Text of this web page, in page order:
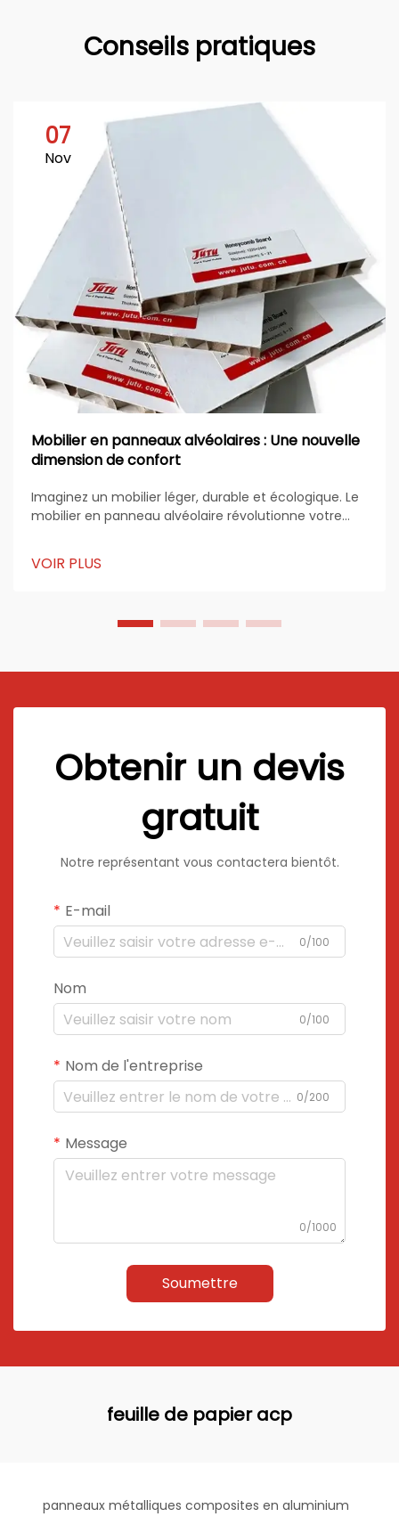
Conseils pratiques
07
Nov
Mobilier en panneaux alvéolaires : Une nouvelle
dimension de confort
Imaginez un mobilier léger, durable et écologique. Le
mobilier en panneau alvéolaire révolutionne votre
pour une vie moderne. Vous adorerez la façon dont
VOIR PLUS
Obtenir un devis
gratuit
Notre représentant vous contactera bientôt.
E-mail
0/100
Nom
0/100
Nom de l'entreprise
0/200
Message
0/1000
Soumettre
feuille de papier acp
panneaux métalliques composites en aluminium